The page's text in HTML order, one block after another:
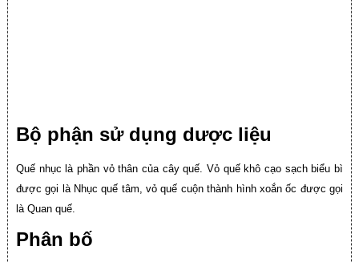
Bộ phận sử dụng dược liệu
Quế nhục là phần vỏ thân của cây quế. Vỏ quế khô cạo sạch biểu bì
được gọi là Nhục quế tâm, vỏ quế cuộn thành hình xoắn ốc được gọi
là Quan quế.
Phân bố